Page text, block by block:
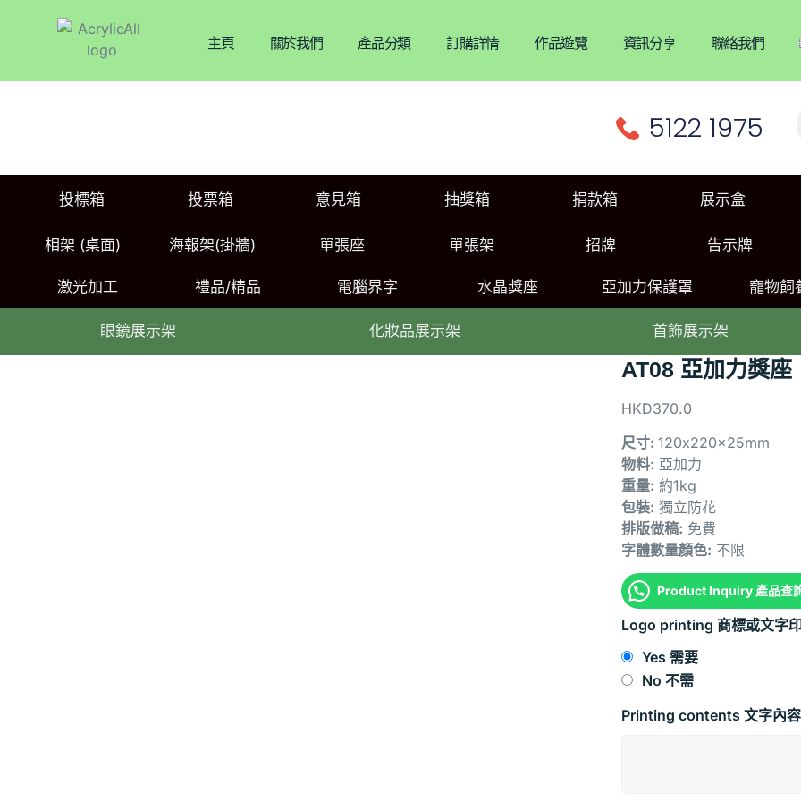
主頁 關於我們 產品分類 訂購詳情 作品遊覽 資訊分享 聯絡我們
5122 1975
投標箱 投票箱 意見箱 抽獎箱 捐款箱 展示盒
相架 (桌面) 海報架(掛牆) 單張座 單張架 招牌 告示牌
激光加工 禮品/精品 電腦界字 水晶獎座 亞加力保護罩 寵物飼
眼鏡展示架 化妝品展示架 首飾展示架
AT08 亞加力獎座
HKD370.0
尺寸: 120x220x25mm
物料: 亞加力
重量: 約1kg
包裝: 獨立防花
排版做稿: 免費
字體數量顏色: 不限
Product Inquiry 產品查
Logo printing 商標或文字
Yes 需要
No 不需
Printing contents 文字內容